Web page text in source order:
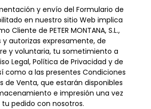
y envío del Formulario de
en nuestro sitio Web implica
Cliente de PETER MONTANA, S.L.,
y autorizas expresamente, de
y voluntaria, tu sometimiento a
Legal, Política de Privacidad y de
como a las presentes Condiciones
de Venta, que estarán disponibles
e impresión una vez
pedido con nosotros.